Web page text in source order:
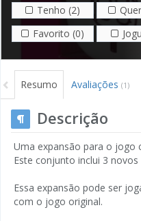
Tenho (2)
Favorito (0)
Resumo Avaliações (1)
Gráficos Créditos
Descrição
Uma expansão para o jogo
Este conjunto inclui 3
Essa expansão pode ser
com o jogo original.